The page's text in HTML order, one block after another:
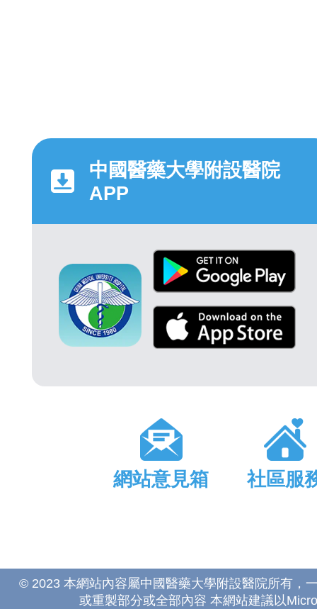
中國醫藥大學附設醫院
APP
網站意見箱 社區服
© 2023 本網站內容屬中國醫藥大學附設醫院所有，
或重製部分或全部內容 本網站建議以